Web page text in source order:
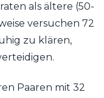
als ältere (50-
versuchen 72
zu klären,
Paaren mit 32